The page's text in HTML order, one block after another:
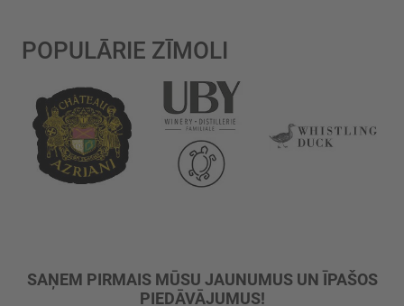
POPULĀRIE ZĪMOLI
SAŅEM PIRMAIS MŪSU JAUNUMUS UN ĪPAŠOS
PIEDĀVĀJUMUS!